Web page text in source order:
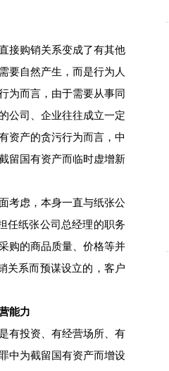
接购销关系变成了有其他
要自然产生，而是行为人
为而言，由于需要从事同
公司、企业往往成立一定
资产的贪污行为而言，中
留国有资产而临时虚增新
虑，本身一直与纸张公
任纸张公司总经理的职务
购的商品质量、价格等并
关系而预谋设立的，客户
能力
有投资、有经营场所、有
中为截留国有资产而增设